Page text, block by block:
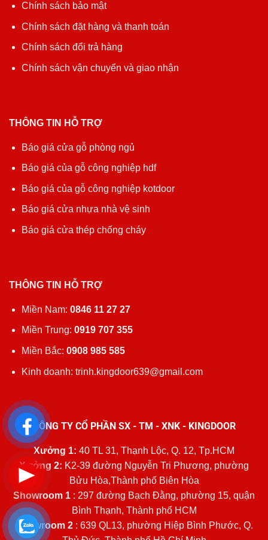
Chính sách bảo mật
Chính sách đặt hàng và thanh toán
Chính sách đổi trả hàng
Chính sách vận chuyển và giao nhận
THÔNG TIN HỖ TRỢ
Báo giá cửa gỗ phòng ngủ
Báo giá của gỗ công nghiệp hdf
Báo giá của gỗ công nghiệp kotdoor
Báo giá cửa nhựa nhà vệ sinh
Báo giá cửa thép chống cháy
THÔNG TIN HỖ TRỢ
Miền Nam: 0846 11 27 27
Miền Trung: 0919 707 355
Miền Bắc: 0908 985 585
Kinh doanh: trinh.kingdoor639@gmail.com
CÔNG TY CỔ PHẦN SX - TM - XNK - KINGDOOR
Xưởng 1: 40 TL 31, Thạnh Lộc, Q. 12, Tp.HCM
Xưởng 2: K2-39 đường Nguyễn Tri Phương, phường
Bửu Hòa,Thành phố Biên Hòa
Showroom 1 : 297 đường Bạch Đằng, phường 15, quận
Bình Thạnh, Thành phố HCM
Showroom 2: 639 QL13, phường Hiệp Bình Phước, Q.